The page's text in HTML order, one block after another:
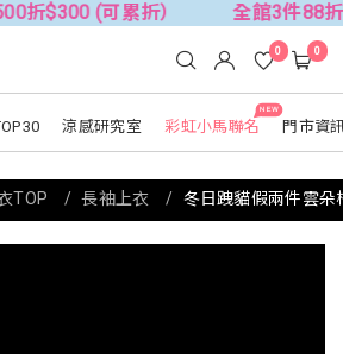
可累折） 全館3件88折！🦄 滿
涼感研究室
NEW
彩虹小馬聯名 門市資
0 0
TOP 長袖上衣 冬日跩貓假兩件雲